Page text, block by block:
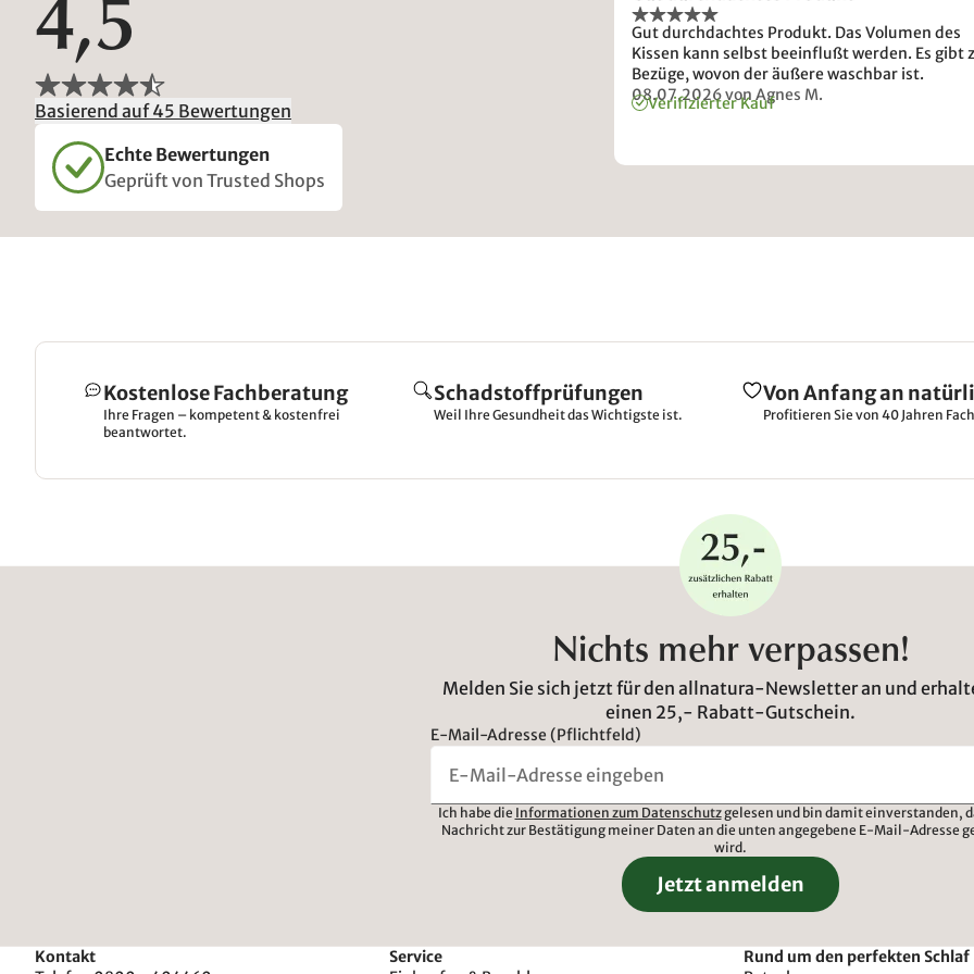
4,5
Basierend auf 45 Bewertungen
Echte Bewertungen
Geprüft von Trusted Shops
Gut durchdachtes Produkt. Das Volumen des
Kissen kann selbst beeinflußt werden. Es gibt
Bezüge, wovon der äußere waschbar ist.
08.07.2026von Agnes M.
Verifizierter Kauf
Kostenlose Fachberatung
Ihre Fragen – kompetent & kostenfrei
beantwortet.
Schadstoffprüfungen
Weil Ihre Gesundheit das Wichtigste ist.
Von Anfang an
Profitieren Sie von 40 Jahren
Nichts mehr verpassen!
Melden Sie sich jetzt für den allnatura-Newsletter an und
einen 25,- Rabatt-Gutschein.
E-Mail-Adresse (Pflichtfeld)
Ich habe die Informationen zum Datenschutzgelesen und bin damit einverstanden,
Nachricht zur Bestätigung meiner Daten an die unten angegebene E-Mail-Adresse
wird.
Jetzt anmelden
Kontakt
Service
Rund um den perfekten Schlaf